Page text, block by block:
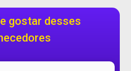
gostar desses